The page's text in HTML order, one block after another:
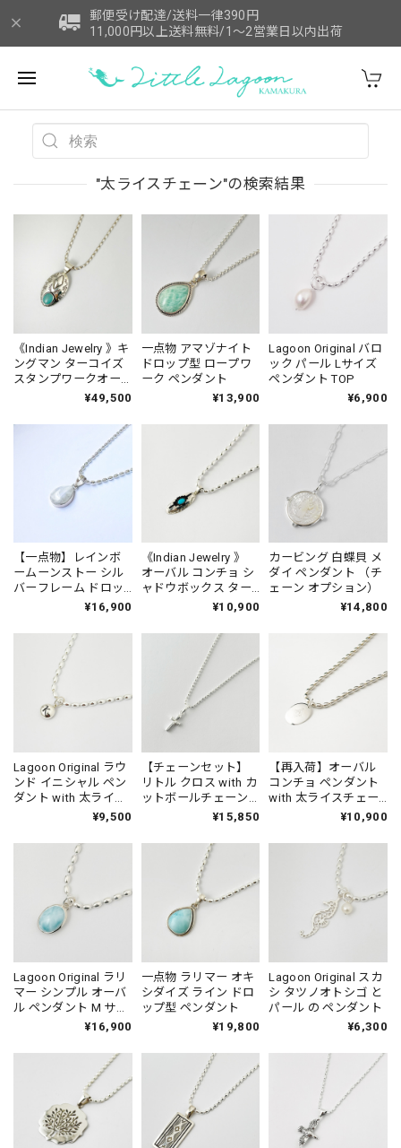
郵便受け配達/送料一律390円
11,000円以上送料無料/1～2営業日以内出荷
"太ライスチェーン"の検索結果
《Indian Jewelry 》キ
ングマン ターコイズ
スタンプワークオー
バル ペンダント¥49,500
一点物 アマゾナイト
ドロップ型 ロープワ
ーク ペンダント
¥13,900
Lagoon Original バロ
ック パール Lサイズ
ペンダント TOP
¥6,900
【一点物】レインボ
ームーンストー シル
バーフレーム ドロッ
プ 型 ペンダント
¥16,900
《Indian Jewelry 》
オーバル コンチョ シ
ャドウボックス ター
コイズ シンプルビー
クレス (チェーン オプ
¥10,900
カービング 白蝶貝 メ
ダイ ペンダント （チ
ェーン オプション）
¥14,800
Lagoon Original ラウ
ンド イニシャル ペン
ダント with 太ライス
¥9,500
【チェーンセット】
リトル クロス with カ
ットボールチェーン
¥15,850
【再入荷】オーバル
コンチョ ペンダント
with 太ライスチェー
¥10,900
Lagoon Original ラリ
マー シンプル オーバ
ル ペンダント M サイ
¥16,900
一点物 ラリマー オキ
シダイズ ライン ドロ
ップ型 ペンダント
¥19,800
Lagoon Original スカ
シ タツノオトシゴ と
パール の ペンダント
¥6,300